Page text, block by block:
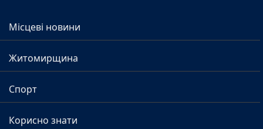
Місцеві новини
Житомирщина
Спорт
Корисно знати